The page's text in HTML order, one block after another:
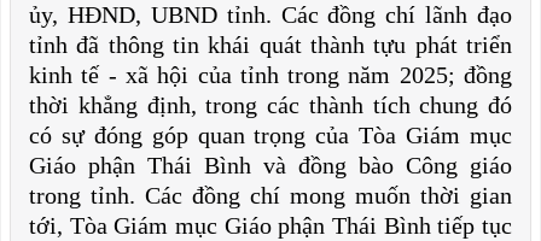
ủy, HĐND, UBND tỉnh. Các đồng chí lãnh đạo
tỉnh đã thông tin khái quát thành tựu phát triển
kinh tế - xã hội của tỉnh trong năm 2025; đồng
thời khẳng định, trong các thành tích chung đó
có sự đóng góp quan trọng của Tòa Giám mục
Giáo phận Thái Bình và đồng bào Công giáo
trong tỉnh. Các đồng chí mong muốn thời gian
tới, Tòa Giám mục Giáo phận Thái Bình tiếp tục